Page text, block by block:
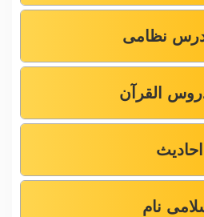
درس نظامی
دروس القرآن
احادیث
نام